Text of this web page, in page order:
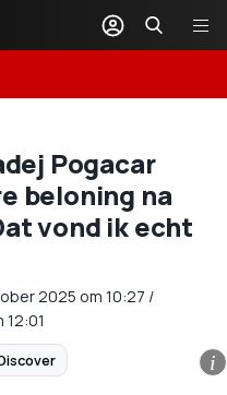
Pogacar
beloning na
vond ik echt
2025 om 10:27 /
i